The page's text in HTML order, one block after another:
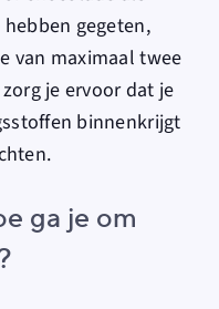
gegeten,
van maximaal twee
je ervoor dat je
binnenkrijgt
ga je om